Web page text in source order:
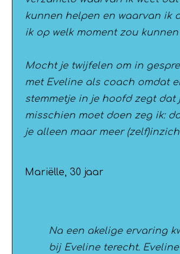
kunnen helpen en waarvan ik
ik op welk moment zou kunnen
Mocht je twijfelen om in
met Eveline als coach omdat
stemmetje in je hoofd zegt dat
misschien moet doen zeg ik:
je alleen maar meer
Mariëlle, 30 jaar
Na een akelige ervaring
bij Eveline terecht.